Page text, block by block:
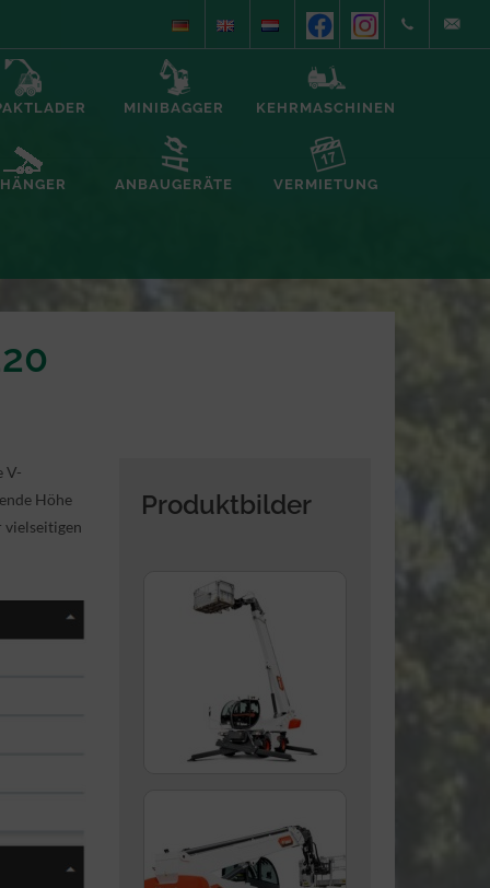
MINIBAGGER KEHRMASCHINEN
ANBAUGERÄTE VERMIETUNG
V-
Höhe
vielseitigen
Produktbilder